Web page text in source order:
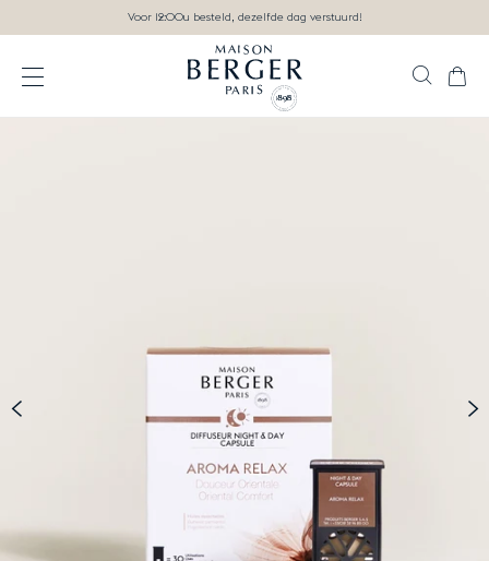
Voor 12:00u besteld, dezelfde dag verstuurd!
Open het menu Zoek